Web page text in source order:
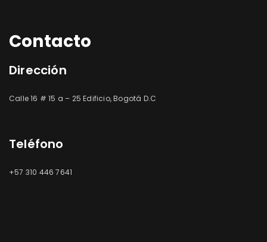
Contacto
Dirección
Calle 16 # 15 a – 25 Edificio, Bogotá D.C
Teléfono
+57 310 446 7641